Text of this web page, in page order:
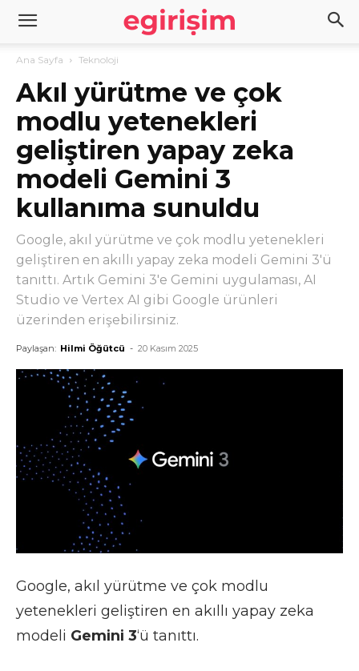
Ana Sayfa Teknoloji
Akıl yürütme ve çok
modlu yetenekleri
geliştiren yapay zeka
modeli Gemini 3
kullanıma sunuldu
Google, akıl yürütme ve çok modlu yetenekleri
geliştiren en akıllı yapay zeka modeli Gemini 3'ü
tanıttı. Artık Gemini 3'e Gemini uygulaması, AI
Studio ve Vertex AI gibi Google ürünleri
üzerinden erişebilirsiniz.
Paylaşan: Hilmi Öğütcü - 20 Kasım 2025
Google, akıl yürütme ve çok modlu
yetenekleri geliştiren en akıllı yapay zeka
modeli Gemini 3‘ü tanıttı.